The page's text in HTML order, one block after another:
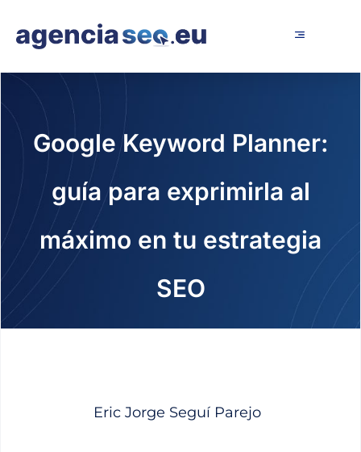
Google Keyword Planner:
guía para exprimirla al
máximo en tu estrategia
SEO
Eric Jorge Seguí Parejo